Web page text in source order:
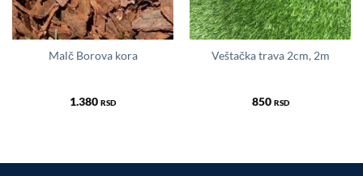
Malč Borova kora
1.380 RSD
Veštačka trava 2cm, 2m
850 RSD